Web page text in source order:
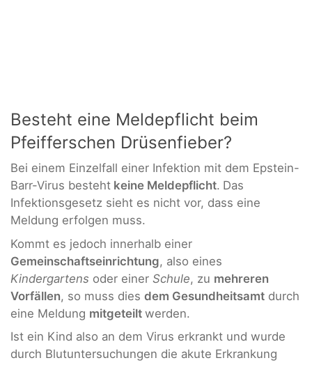
Besteht eine Meldepflicht beim
Pfeifferschen Drüsenfieber?
Bei einem Einzelfall einer Infektion mit dem Epstein-
Barr-Virus besteht keine Meldepflicht. Das
Infektionsgesetz sieht es nicht vor, dass eine
Meldung erfolgen muss.
Kommt es jedoch innerhalb einer
Gemeinschaftseinrichtung, also eines
Kindergartens oder einer Schule, zu mehreren
Vorfällen, so muss dies dem Gesundheitsamt durch
eine Meldung mitgeteilt werden.
Ist ein Kind also an dem Virus erkrankt und wurde
durch Blutuntersuchungen die akute Erkrankung